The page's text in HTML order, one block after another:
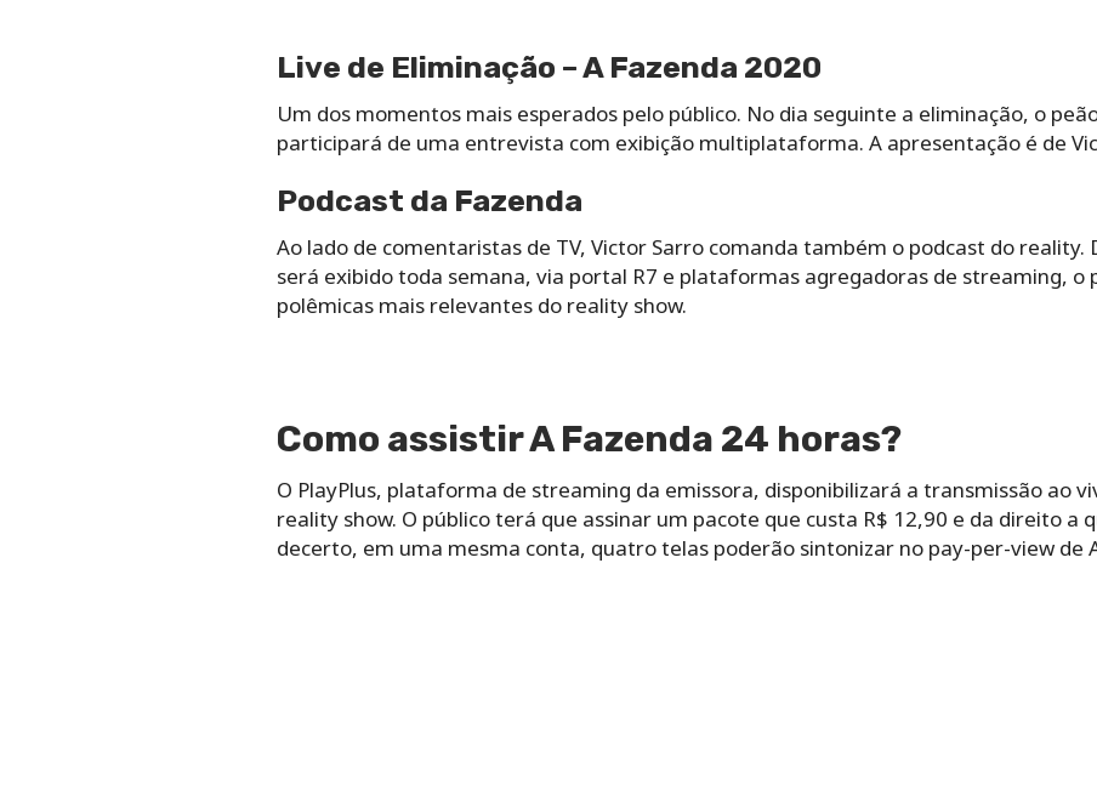
Live de Eliminação – A Fazenda 2020
Um dos momentos mais esperados pelo público. No dia seguinte a eliminação, o
participará de uma entrevista com exibição multiplataforma. A apresentação é de
Podcast da Fazenda
Ao lado de comentaristas de TV, Victor Sarro comanda também o podcast do reality.
será exibido toda semana, via portal R7 e plataformas agregadoras de streaming, o
polêmicas mais relevantes do reality show.
Como assistir A Fazenda 24 horas?
O PlayPlus, plataforma de streaming da emissora, disponibilizará a transmissão ao
reality show. O público terá que assinar um pacote que custa R$ 12,90 e da direito a
decerto, em uma mesma conta, quatro telas poderão sintonizar no pay-per-view de